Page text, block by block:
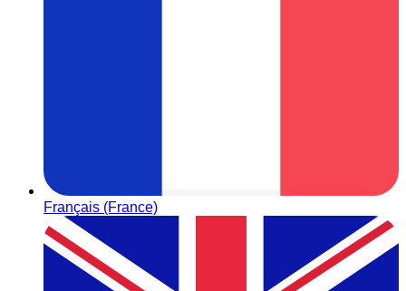
Français (France)